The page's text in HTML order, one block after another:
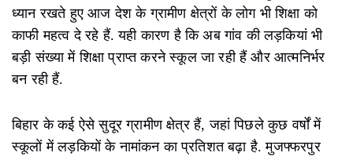
ध्यान रखते हुए आज देश के ग्रामीण क्षेत्रों के लोग भी शिक्षा को
काफी महत्व दे रहे हैं. यही कारण है कि अब गांव की लड़कियां भी
बड़ी संख्या में शिक्षा प्राप्त करने स्कूल जा रही हैं और आत्मनिर्भर
बन रही हैं.
बिहार के कई ऐसे सुदूर ग्रामीण क्षेत्र हैं, जहां पिछले कुछ वर्षों में
स्कूलों में लड़कियों के नामांकन का प्रतिशत बढ़ा है. मुजफ्फरपुर